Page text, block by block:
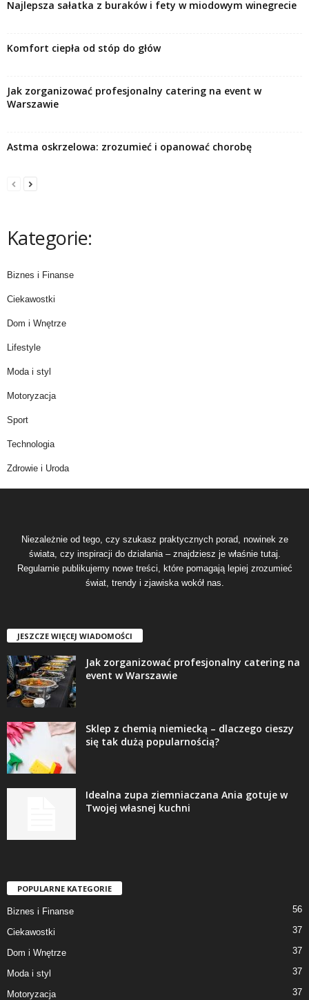
Najlepsza sałatka z buraków i fety w miodowym winegrecie
Komfort ciepła od stóp do głów
Jak zorganizować profesjonalny catering na event w
Warszawie
Astma oskrzelowa: zrozumieć i opanować chorobę
Kategorie:
Biznes i Finanse
Ciekawostki
Dom i Wnętrze
Lifestyle
Moda i styl
Motoryzacja
Sport
Technologia
Zdrowie i Uroda
Niezależnie od tego, czy szukasz praktycznych porad, nowinek ze
świata, czy inspiracji do działania – znajdziesz je właśnie tutaj.
Regularnie publikujemy nowe treści, które pomagają lepiej zrozumieć
świat, trendy i zjawiska wokół nas.
JESZCZE WIĘCEJ WIADOMOŚCI
Jak zorganizować profesjonalny catering na
event w Warszawie
Sklep z chemią niemiecką – dlaczego cieszy
się tak dużą popularnością?
Idealna zupa ziemniaczana Ania gotuje w
Twojej własnej kuchni
POPULARNE KATEGORIE
Biznes i Finanse 56
Ciekawostki 37
Dom i Wnętrze 37
Moda i styl 37
Motoryzacja 37